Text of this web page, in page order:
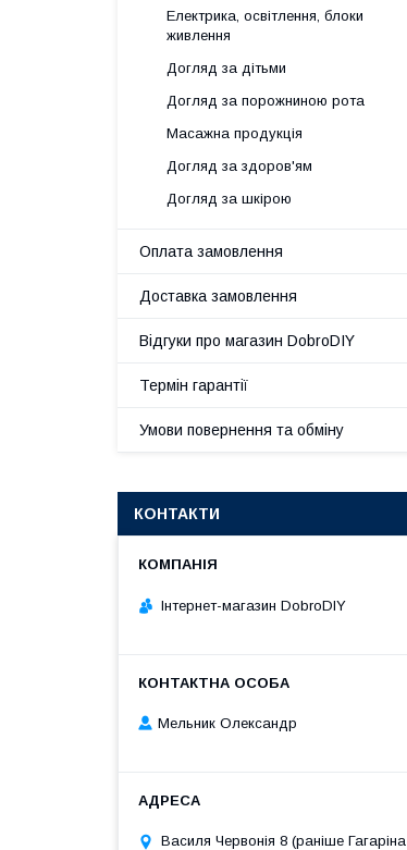
Електрика, освітлення, блоки
живлення
Догляд за дітьми
Догляд за порожниною рота
Масажна продукція
Догляд за здоров'ям
Догляд за шкірою
Оплата замовлення
Доставка замовлення
Відгуки про магазин DobroDIY
Термін гарантії
Умови повернення та обміну
КОНТАКТИ
Інтернет-магазин DobroDIY
Мельник Олександр
Василя Червонія 8 (раніше Гагаріна